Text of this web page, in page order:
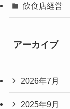
飲食店経営
アーカイブ
2026年7月
2025年9月